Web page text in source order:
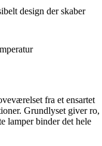
design der skaber
fra et ensartet
Grundlyset giver ro,
lamper binder det hele